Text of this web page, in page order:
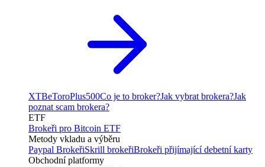
XTBeToroPlus500Co je to broker?Jak vybrat brokera?Jak
poznat scam brokera?
ETF
Brokeři pro Bitcoin ETF
Metody vkladu a výběru
Paypal BrokeřiSkrill brokeřiBrokeři přijímající debetní karty
Obchodní platformy